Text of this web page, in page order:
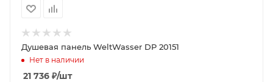
Душевая панель WeltWasser DP 20151
Нет в наличии
21 736 ₽/шт